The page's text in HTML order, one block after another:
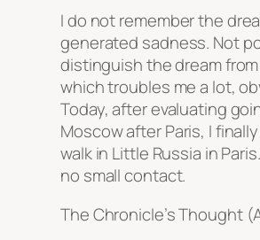
I do not remember the
generated sadness. Not
distinguish the dream
which troubles me a lot,
Today, after evaluating
Moscow after Paris, I
walk in Little Russia in
no small contact.
The Chronicle’s Thought